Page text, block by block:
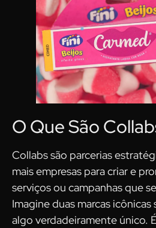
O Que São
Collabs são parcerias
mais empresas para criar e
serviços ou campanhas que
Imagine duas marcas
algo verdadeiramente único.